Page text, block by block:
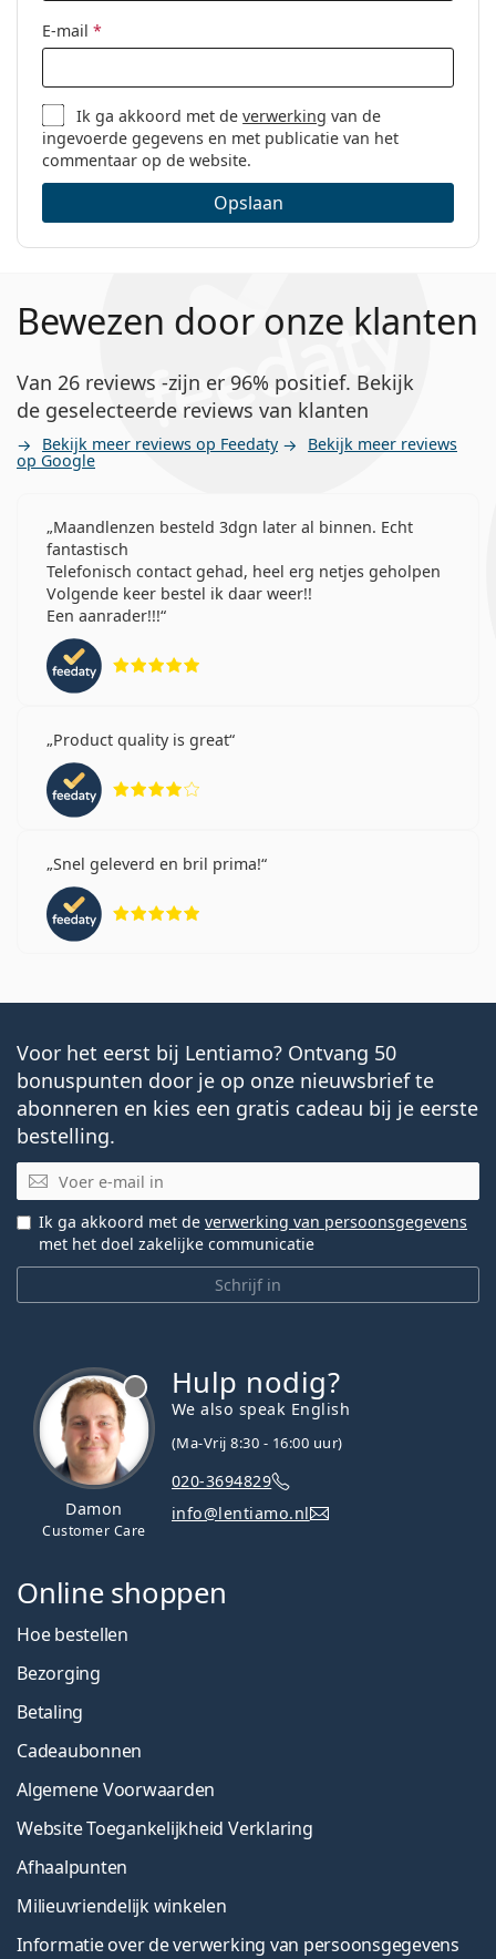
E-mail *
Ik ga akkoord met deverwerking van de
ingevoerde gegevens en met publicatie van het
commentaar op de website.
Opslaan
Bewezen door onze klanten
Van 26 reviews -zijn er 96% positief. Bekijk
de geselecteerde reviews van klanten
Bekijk meer reviews op Feedaty Bekijk meer reviews
op Google
Maandlenzen besteld 3dgn later al binnen. Echt
fantastisch
Telefonisch contact gehad, heel erg netjes geholpen
Volgende keer bestel ik daar weer!!
Een aanrader!!!
Product quality is great
Snel geleverd en bril prima!
Voor het eerst bij Lentiamo? Ontvang 50
bonuspunten door je op onze nieuwsbrief te
abonneren en kies een gratis cadeau bij je eerste
bestelling.
E-mail
Schrijf in
Ik ga akkoord met de verwerking van persoonsgegevens
met het doel zakelijke communicatie
Damon
Customer Care
Hulp nodig?
We also speak English
(Ma-Vrij 8:30 - 16:00 uur)
020-3694829
info@lentiamo.nl
Online shoppen
Hoe bestellen
Bezorging
Betaling
Cadeaubonnen
Algemene Voorwaarden
Website Toegankelijkheid Verklaring
Afhaalpunten
Milieuvriendelijk winkelen
Informatie over de verwerking van persoonsgegevens